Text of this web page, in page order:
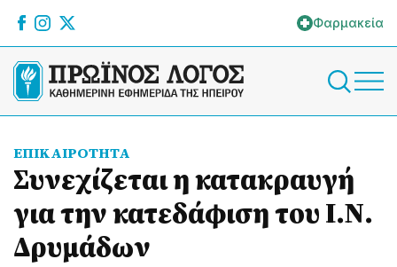
Φαρμακεία
ΕΠΙΚΑΙΡΟΤΗΤΑ
Συνεχίζεται η κατακραυγή
για την κατεδάφιση του Ι.Ν.
Δρυμάδων